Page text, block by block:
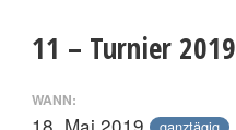
11 – Turnier 2019
WANN: